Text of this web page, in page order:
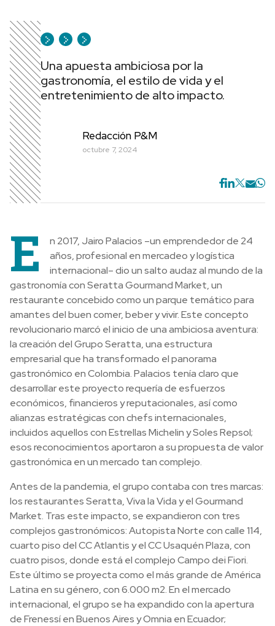
Una apuesta ambiciosa por la
gastronomía, el estilo de vida y el
entretenimiento de alto impacto.
Redacción P&M
octubre 7, 2024
E
n 2017, Jairo Palacios –un emprendedor de 24
años, profesional en mercadeo y logística
internacional– dio un salto audaz al mundo de la
gastronomía con Seratta Gourmand Market, un
restaurante concebido como un parque temático para
amantes del buen comer, beber y vivir. Este concepto
revolucionario marcó el inicio de una ambiciosa aventura:
la creación del Grupo Seratta, una estructura
empresarial que ha transformado el panorama
gastronómico en Colombia. Palacios tenía claro que
desarrollar este proyecto requería de esfuerzos
económicos, financieros y reputacionales, así como
alianzas estratégicas con chefs internacionales,
incluidos aquellos con Estrellas Michelin y Soles Repsol;
esos reconocimientos aportaron a su propuesta de valor
gastronómica en un mercado tan complejo.
Antes de la pandemia, el grupo contaba con tres marcas:
los restaurantes Seratta, Viva la Vida y el Gourmand
Market. Tras este impacto, se expandieron con tres
complejos gastronómicos: Autopista Norte con calle 114,
cuarto piso del CC Atlantis y el CC Usaquén Plaza, con
cuatro pisos, donde está el complejo Campo dei Fiori.
Este último se proyecta como el más grande de América
Latina en su género, con 6.000 m2. En el mercado
internacional, el grupo se ha expandido con la apertura
de Frenessí en Buenos Aires y Omnia en Ecuador;